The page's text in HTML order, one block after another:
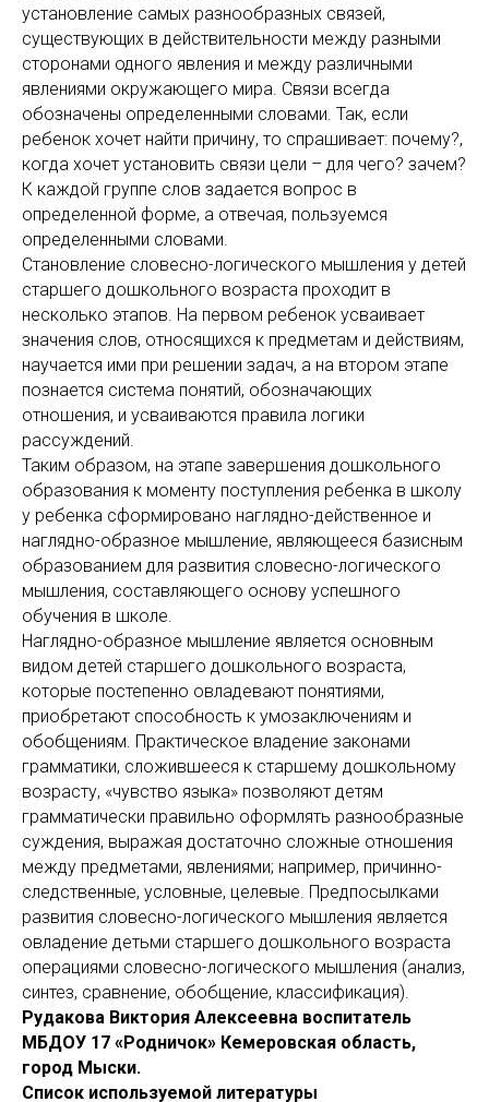
установление самых разнообразных связей,
существующих в действительности между разными
сторонами одного явления и между различными
явлениями окружающего мира. Связи всегда
обозначены определенными словами. Так, если
ребенок хочет найти причину, то спрашивает: почему?,
когда хочет установить связи цели – для чего? зачем?
К каждой группе слов задается вопрос в
определенной форме, а отвечая, пользуемся
определенными словами.
Становление словесно-логического мышления у детей
старшего дошкольного возраста проходит в
несколько этапов. На первом ребенок усваивает
значения слов, относящихся к предметам и действиям,
научается ими при решении задач, а на втором этапе
познается система понятий, обозначающих
отношения, и усваиваются правила логики
рассуждений.
Таким образом, на этапе завершения дошкольного
образования к моменту поступления ребенка в школу
у ребенка сформировано наглядно-действенное и
наглядно-образное мышление, являющееся базисным
образованием для развития словесно-логического
мышления, составляющего основу успешного
обучения в школе.
Наглядно-образное мышление является основным
видом детей старшего дошкольного возраста,
которые постепенно овладевают понятиями,
приобретают способность к умозаключениям и
обобщениям. Практическое владение законами
грамматики, сложившееся к старшему дошкольному
возрасту, «чувство языка» позволяют детям
грамматически правильно оформлять разнообразные
суждения, выражая достаточно сложные отношения
между предметами, явлениями; например, причинно-
следственные, условные, целевые. Предпосылками
развития словесно-логического мышления является
овладение детьми старшего дошкольного возраста
операциями словесно-логического мышления (анализ,
синтез, сравнение, обобщение, классификация).
Рудакова Виктория Алексеевна воспитатель
МБДОУ 17 «Родничок» Кемеровская область,
город Мыски.
Список используемой литературы